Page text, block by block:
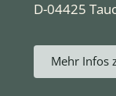
D-04425
Mehr Infos